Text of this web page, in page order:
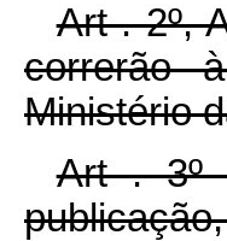
Art . 2º,
correrão
Ministério
Art . 3º